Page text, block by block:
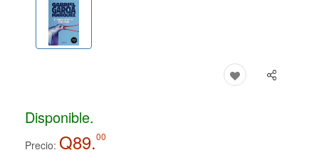
Disponible.
Precio: Q89.00